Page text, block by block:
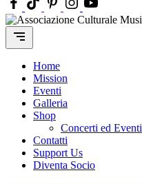
Home
Mission
Eventi
Galleria
Shop
Concerti ed Eventi
Contatti
Support Us
Diventa Socio